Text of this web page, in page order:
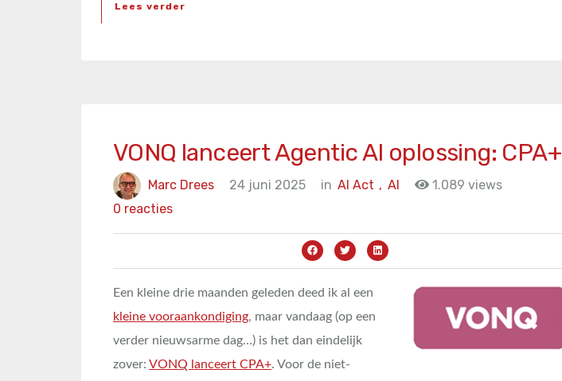
Lees verder
VONQ lanceert Agentic AI oplossing: CPA+
Marc Drees 24 juni 2025 in AI
AI Act ,
1.089 views
0 reacties
Een kleine drie maanden geleden deed ik al een
kleine vooraankondiging, maar vandaag (op een
verder nieuwsarme dag…) is het dan eindelijk
zover: VONQ lanceert CPA+. Voor de niet-